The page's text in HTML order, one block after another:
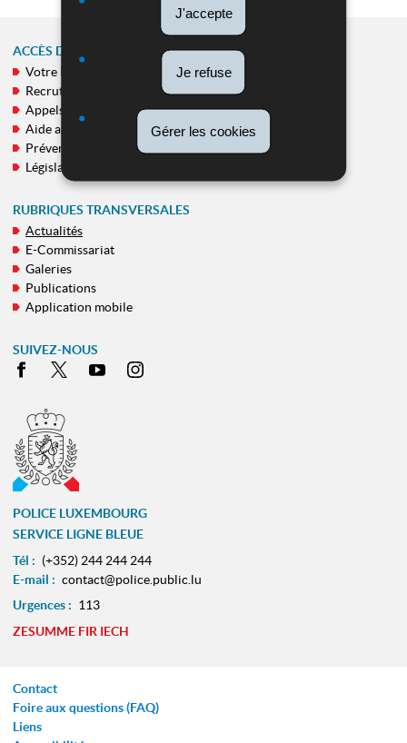
J'accepte
Je refuse
Gérer les cookies
MENU
DE
NAVIGATION
ACCÈS DIRECT
Votre Police
Recrutement
Appels publics
Aide aux victimes
Prévention
Législation
RUBRIQUES TRANSVERSALES
Actualités
E-Commissariat
Galeries
Publications
Application mobile
SUIVEZ-NOUS
Facebook
X Youtube
POLICE LUXEMBOURG
SERVICE LIGNE BLEUE
Tél : (+352) 244 244 244
E-mail : contact@police.public.lu
Urgences : 113
ZESUMME FIR IECH
Contact
Foire aux questions (FAQ)
Liens